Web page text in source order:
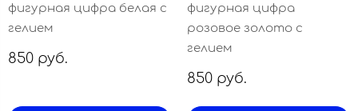
фигурная цифра белая с
гелием
850 руб.
фигурная цифра
розовое золото с
гелием
850 руб.